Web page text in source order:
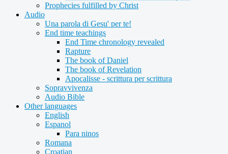
Prophecies fulfilled by Christ
Audio
Una parola di Gesu' per te!
End time teachings
End Time chronology revealed
Rapture
The book of Daniel
The book of Revelation
Apocalisse - scrittura per scrittura
Sopravvivenza
Audio Bible
Other languages
English
Espanol
Para ninos
Romana
Croatian